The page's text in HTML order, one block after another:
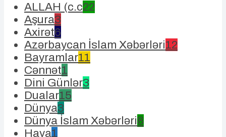
ALLAH (c.c22
Aşura3
Axirət6
Azərbaycan İslam Xəbərləri12
Bayramlar11
Cənnət1
Dini Günlər3
Dualar15
Dünya3
Dünya İslam Xəbərləri8
Hava1